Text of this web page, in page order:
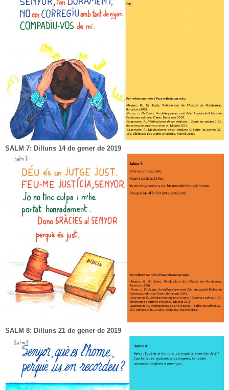
SALM 7: Dilluns 14 de gener de 2019
SALM 8: Dilluns 21 de gener de 2019